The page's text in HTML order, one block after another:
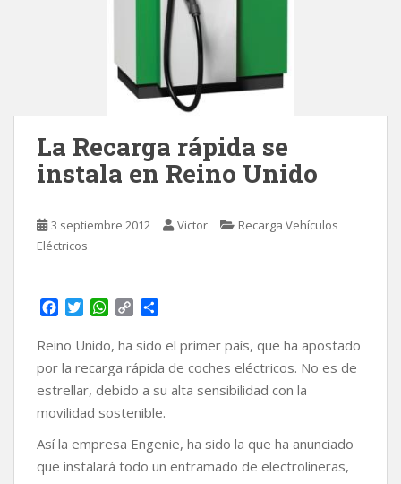
La Recarga rápida se
instala en Reino Unido
3 septiembre 2012 Victor
Recarga Vehículos
Eléctricos
c
e
b
o
o
T
i
t
t
e
r
W
a
t
s
A
p
C
p
y
L
i
n
m
p
a
r
t
r
Reino Unido, ha sido el primer país, que ha apostado
por la recarga rápida de coches eléctricos. No es de
estrellar, debido a su alta sensibilidad con la
movilidad sostenible.
Así la empresa Engenie, ha sido la que ha anunciado
que instalará todo un entramado de electrolineras,